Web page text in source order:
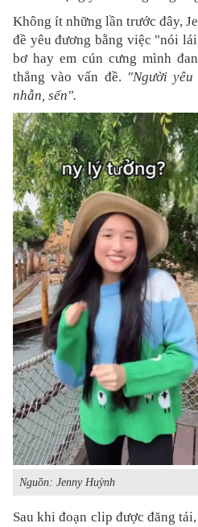
Không ít những lần trước đây,
đề yêu đương bằng việc "nói
bơ hay em cún cưng mình
thẳng vào vấn đề. "Người
nhẫn, sến".
Nguồn: Jenny Huỳnh
Sau khi đoạn clip được đăng